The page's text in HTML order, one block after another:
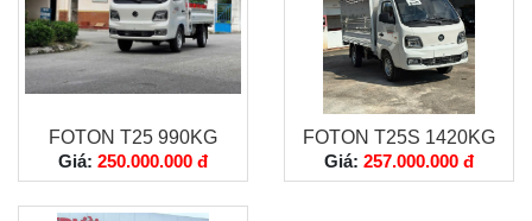
FOTON T25 990KG
Giá: 250.000.000 đ
FOTON T25S 1420KG
Giá: 257.000.000 đ